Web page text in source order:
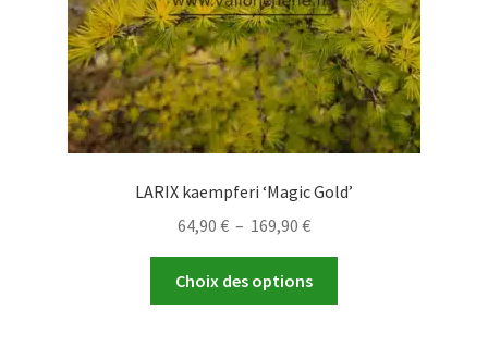
page
du
produit
LARIX kaempferi ‘Magic Gold’
64,90 € – 169,90 €Plage
prix :
64,90 €
Choix des options